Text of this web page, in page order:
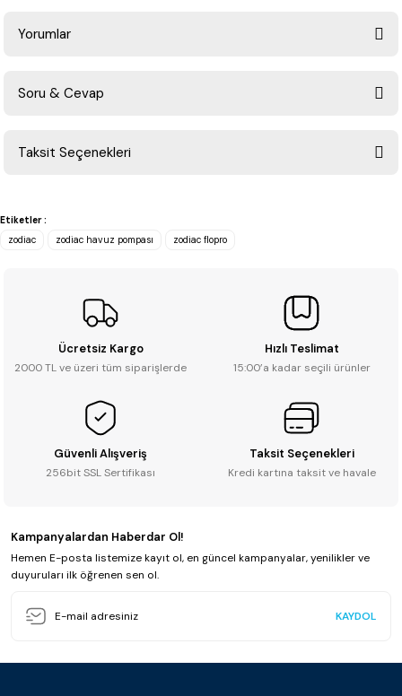
Yorumlar
Soru & Cevap
Taksit Seçenekleri
Etiketler :
zodiac
zodiac havuz pompası zodiac flopro
Ücretsiz Kargo
2000 TL ve üzeri tüm siparişlerde
Hızlı Teslimat
15:00’a kadar seçili ürünler
Güvenli Alışveriş
256bit SSL Sertifikası
Taksit Seçenekleri
Kredi kartına taksit ve havale
Kampanyalardan Haberdar Ol!
Hemen E-posta listemize kayıt ol, en güncel kampanyalar, yenilikler ve
duyuruları ilk öğrenen sen ol.
KAYDOL